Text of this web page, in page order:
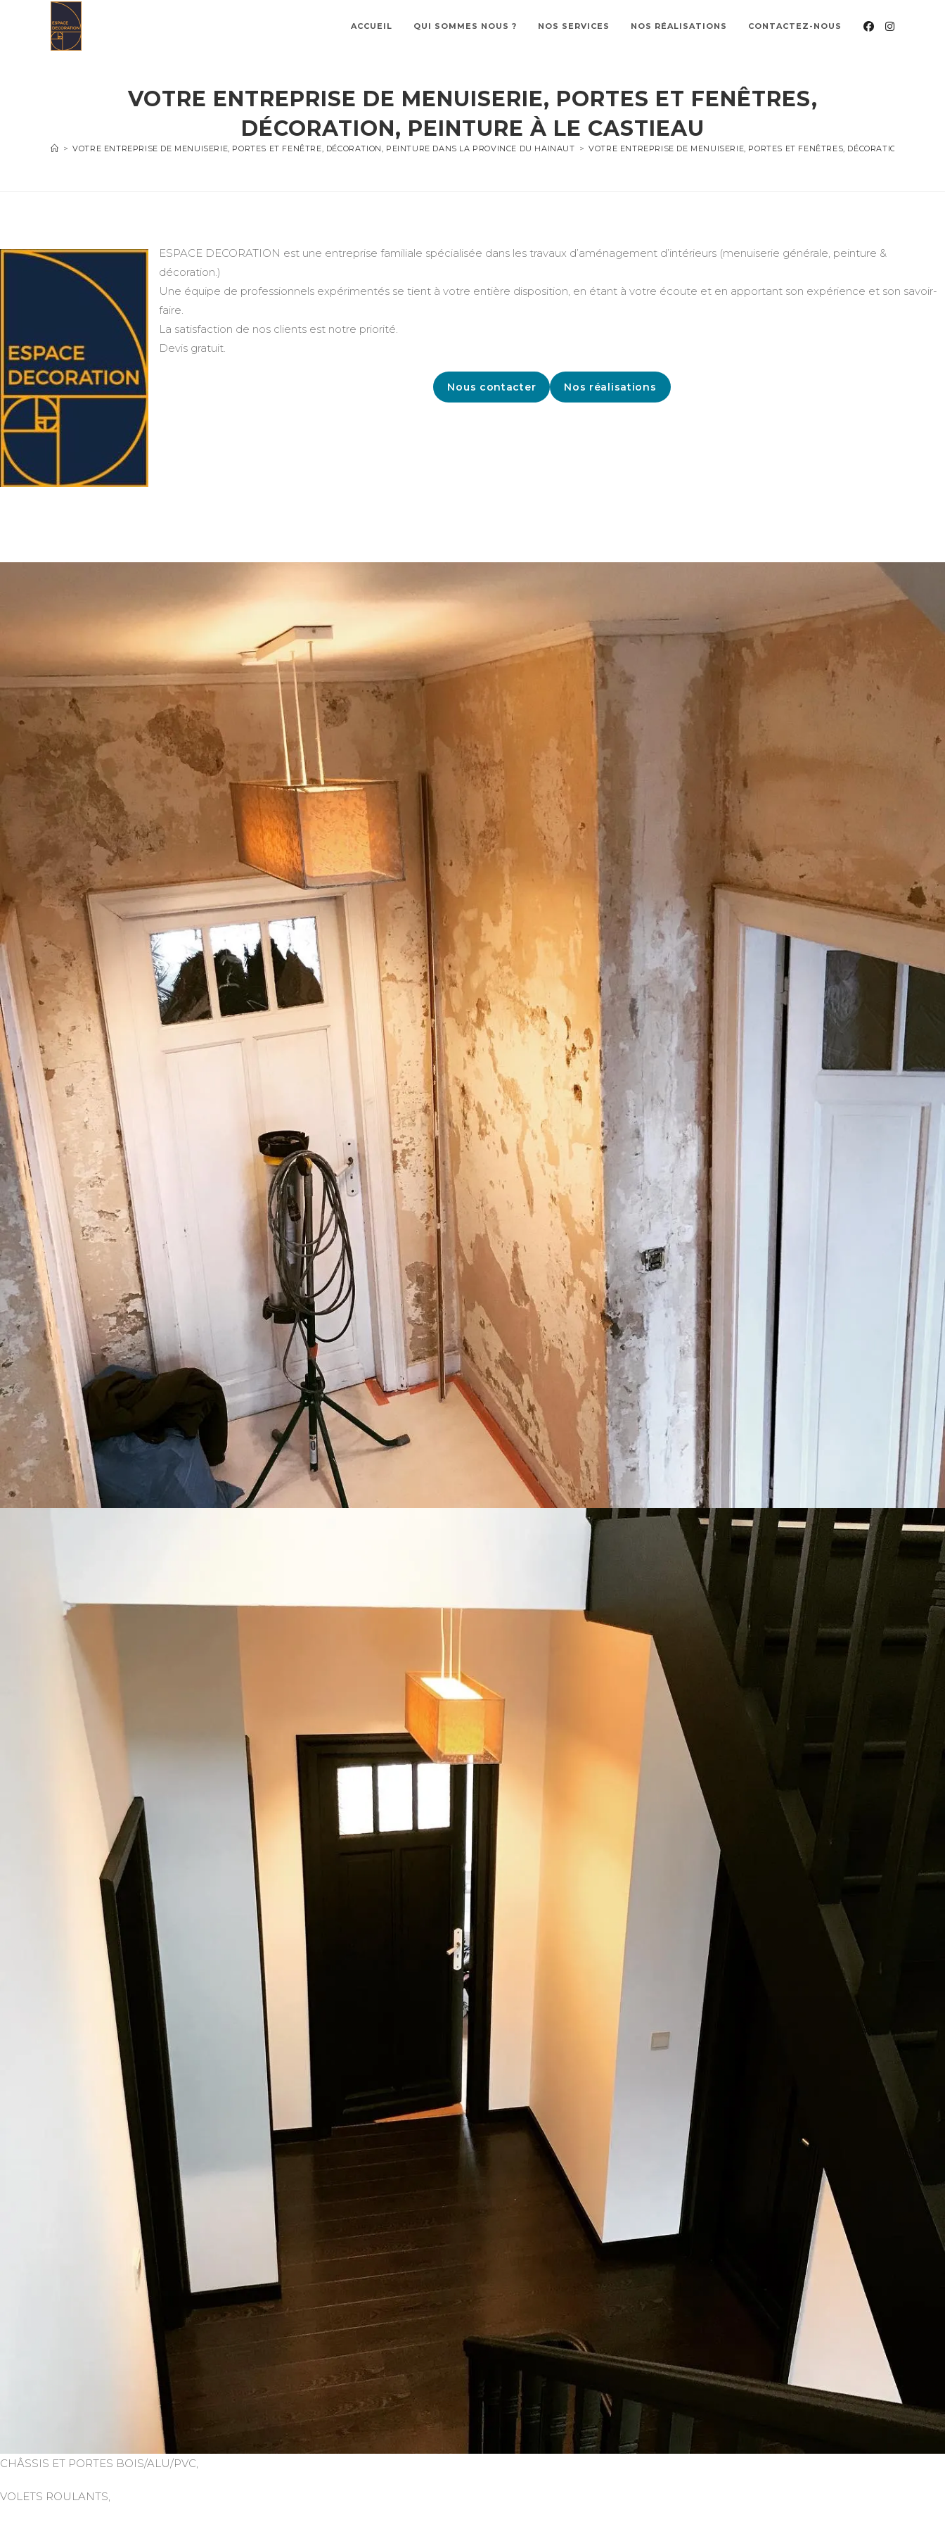
ACCUEIL QUI SOMMES NOUS ? NOS SERVICES NOS RÉALISATIONS CONTACTEZ-NOUS
VOTRE ENTREPRISE DE MENUISERIE, PORTES ET FENÊTRES,
DÉCORATION, PEINTURE À LE CASTIEAU
> VOTRE ENTREPRISE DE MENUISERIE, PORTES ET FENÊTRE, DÉCORATION, PEINTURE DANS LA PROVINCE DU HAINAUT > VOTRE ENTREPRISE DE MENUISERIE, PORTES ET FENÊTRES, DÉCORATION,
ESPACE DECORATION est une entreprise familiale spécialisée dans les travaux d’aménagement d’intérieurs (menuiserie générale, peinture &
décoration.)
Une équipe de professionnels expérimentés se tient à votre entière disposition, en étant à votre écoute et en apportant son expérience et son savoir-
faire.
La satisfaction de nos clients est notre priorité.
Devis gratuit.
Nous contacter Nos réalisations
CHÂSSIS ET PORTES BOIS/ALU/PVC,
VOLETS ROULANTS,